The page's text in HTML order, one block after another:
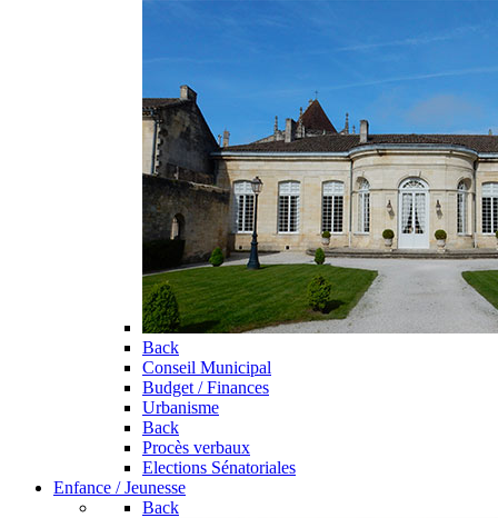
Back
Conseil Municipal
Budget / Finances
Urbanisme
Back
Procès verbaux
Elections Sénatoriales
Enfance / Jeunesse
Back